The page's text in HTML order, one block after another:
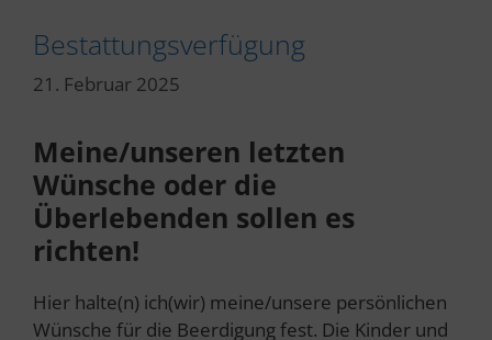
Bestattungsverfügung
21. Februar 2025
Meine/unseren letzten
Wünsche oder die
Überlebenden sollen es
richten!
Hier halte(n) ich(wir) meine/unsere persönlichen
Wünsche für die Beerdigung fest. Die Kinder und